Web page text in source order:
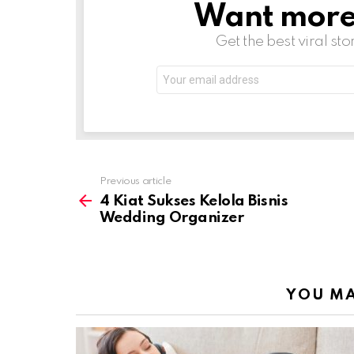
NEWSLETTERWant
Get the best viral
address:
more
Previous article
4 Kiat Sukses Kelola Bisnis
Wedding Organizer
YOU